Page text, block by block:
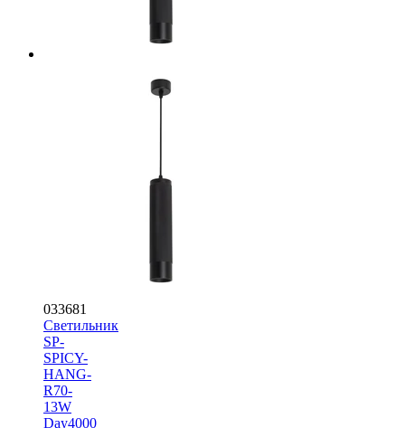
033681
Светильник
SP-
SPICY-
HANG-
R70-
13W
Day4000